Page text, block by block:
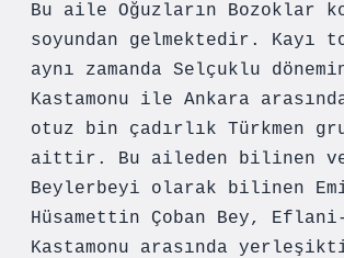
Bu aile Oğuzların Bozoklar
soyundan gelmektedir. Kayı
aynı zamanda Selçuklu
Kastamonu ile Ankara
otuz bin çadırlık Türkmen
aittir. Bu aileden bilinen
Beylerbeyi olarak bilinen
Hüsamettin Çoban Bey,
Kastamonu arasında